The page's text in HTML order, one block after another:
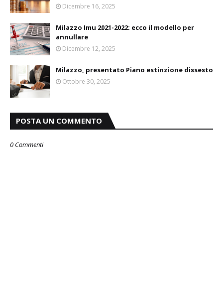
Dicembre 16, 2025
Milazzo Imu 2021-2022: ecco il modello per
annullare
Dicembre 12, 2025
Milazzo, presentato Piano estinzione dissesto
Ottobre 30, 2025
POSTA UN COMMENTO
0 Commenti